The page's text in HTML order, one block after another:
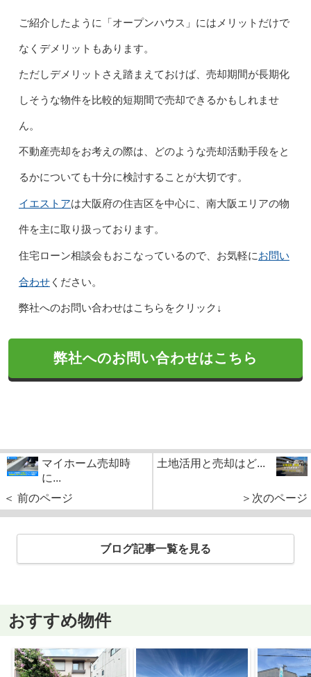
ご紹介したように「オープンハウス」にはメリットだけで
なくデメリットもあります。
ただしデメリットさえ踏まえておけば、売却期間が長期化
しそうな物件を比較的短期間で売却できるかもしれませ
ん。
不動産売却をお考えの際は、どのような売却活動手段をと
るかについても十分に検討することが大切です。
イエストアは大阪府の住吉区を中心に、南大阪エリアの物
件を主に取り扱っております。
住宅ローン相談会もおこなっているので、お気軽にお問い
合わせください。
弊社へのお問い合わせはこちらをクリック↓
弊社へのお問い合わせはこちら
マイホーム売却時
に...
＜ 前のページ
土地活用と売却はど...
＞次のページ
ブログ記事一覧を見る
おすすめ物件